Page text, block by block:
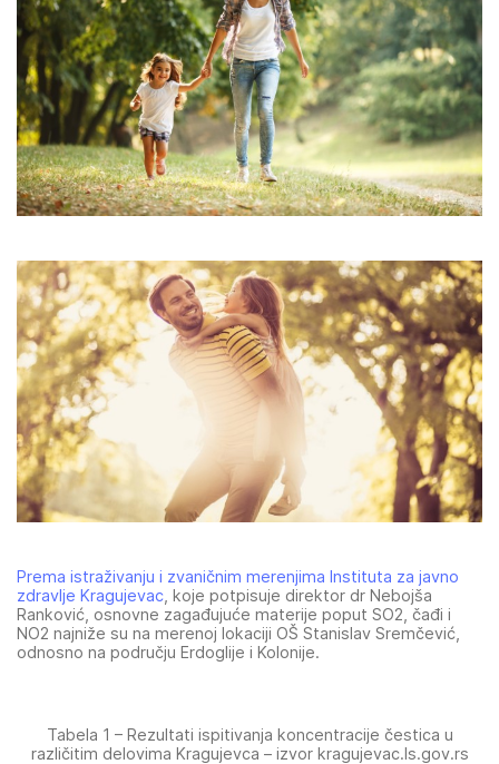
Prema istraživanju i zvaničnim merenjima Instituta za javno
zdravlje Kragujevac , koje potpisuje direktor dr Nebojša
Ranković, osnovne zagađujuće materije poput SO2, čađi i
NO2 najniže su na merenoj lokaciji OŠ Stanislav Sremčević,
odnosno na području Erdoglije i Kolonije.
Tabela 1 – Rezultati ispitivanja koncentracije čestica u
različitim delovima Kragujevca – izvor kragujevac.ls.gov.rs